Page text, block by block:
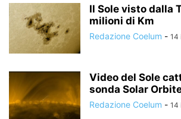
Il Sole visto dalla
milioni di Km
Redazione Coelum - 14
Video del Sole
sonda Solar
Redazione Coelum - 14